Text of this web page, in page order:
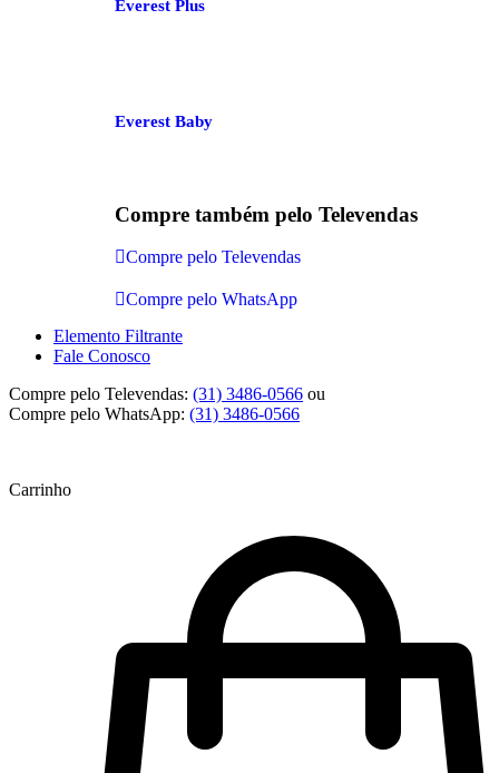
Everest Plus
Everest Baby
Compre também pelo Televendas
Compre pelo Televendas
Compre pelo WhatsApp
Elemento Filtrante
Fale Conosco
Compre pelo Televendas: (31) 3486-0566 ou
Compre pelo WhatsApp: (31) 3486-0566
Carrinho